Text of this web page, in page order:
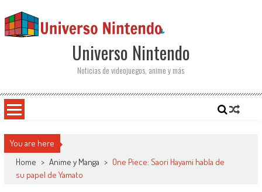
Universo Nintendo
Noticias de videojuegos, anime y más
You are here
Home > Anime y Manga > One Piece: Saori Hayami habla de
su papel de Yamato